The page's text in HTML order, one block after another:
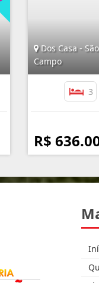
Dos Casa -
Campo
3
R$